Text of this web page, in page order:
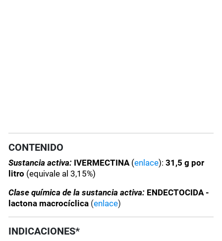
CONTENIDO
Sustancia activa: IVERMECTINA (enlace):31,5 g por
litro (equivale al 3,15%)
Clase química de la sustancia activa: ENDECTOCIDA -
lactona macrocíclica (enlace)
INDICACIONES*